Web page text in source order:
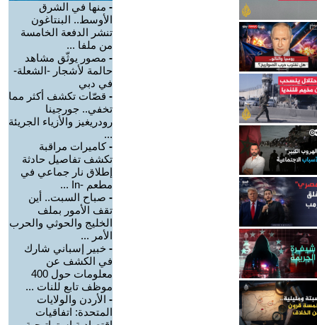
- منها في الشرق
الأوسط.. البنتاغون
تنشر الدفعة الخامسة
من ملفا ...
- مصور يوثّق مشاهد
حالمة لأشجار -الشعلة-
في دبي
- قصّات تكشف أكثر مما
تخفي.. جورجينا
رودريغيز والأزياء الجريئة
...
-كاميرات مراقبة
تكشف تفاصيل حادثة
إطلاق نار جماعي في
مطعم -In ...
- صباح السبت.. أين
تقف الأمور بملف
الخليج والحوثي والحرب
الأمر ...
- خبير إسباني شارك
في الكشف عن
معلومات حول 400
موظف تابع للنات ...
- الأردن والولايات
المتحدة: اتفاقيات